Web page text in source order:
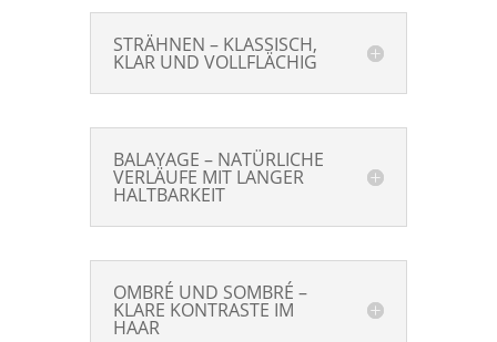
STRÄHNEN – KLASSISCH,
KLAR UND VOLLFLÄCHIG
BALAYAGE – NATÜRLICHE
VERLÄUFE MIT LANGER
HALTBARKEIT
OMBRÉ UND SOMBRÉ –
KLARE KONTRASTE IM
HAAR